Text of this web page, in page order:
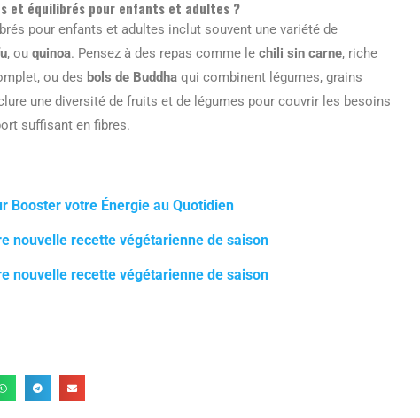
et équilibrés pour enfants et adultes ?
pour enfants et adultes inclut souvent une variété de
, ou quinoa. Pensez à des repas comme le chili sin carne, riche
ou des bols de Buddha qui combinent légumes, grains
une diversité de fruits et de légumes pour couvrir les besoins
suffisant en fibres.
Booster votre Énergie au Quotidien
nouvelle recette végétarienne de saison
nouvelle recette végétarienne de saison